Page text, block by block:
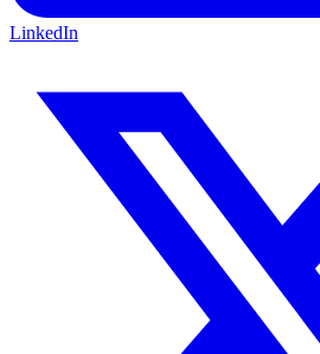
LinkedIn